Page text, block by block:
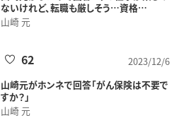
ないけれど、転職も厳しそう…資格…
山崎 元
2023/12/6
62
山崎元がホンネで回答「がん保険は不要で
すか？」
山崎 元